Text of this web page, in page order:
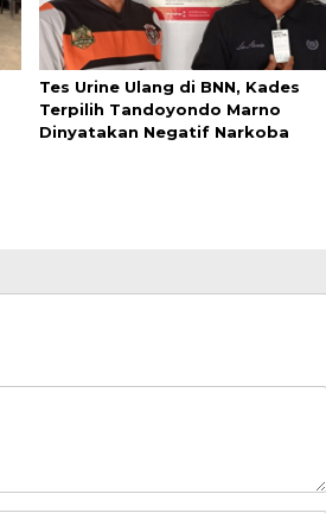
Tes Urine Ulang di BNN, Kades
Terpilih Tandoyondo Marno
Dinyatakan Negatif Narkoba